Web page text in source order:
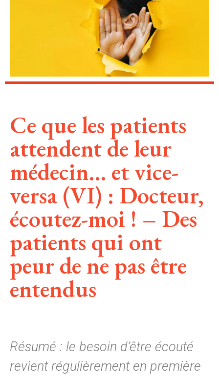
Ce que les patients
attendent de leur
médecin… et vice-
versa (VI) : Docteur,
écoutez-moi ! – Des
patients qui ont
peur de ne pas être
entendus
Résumé : le besoin d’être écouté
revient régulièrement en première